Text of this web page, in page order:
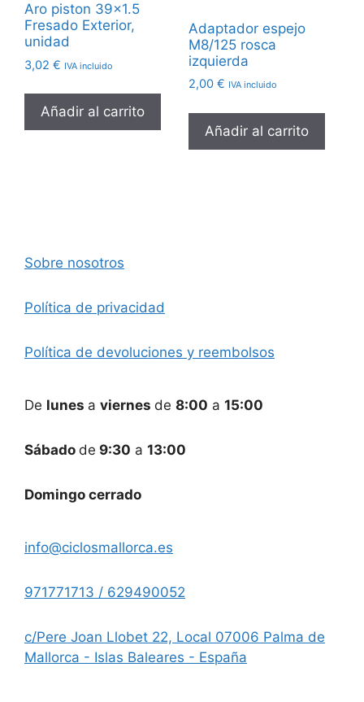
Aro piston 39×1.5
Fresado Exterior,
unidad
3,02 € IVA incluido
Añadir al carrito
Adaptador espejo
M8/125 rosca
izquierda
2,00 € IVA incluido
Añadir al carrito
Sobre nosotros
Política de privacidad
Política de devoluciones y reembolsos
De lunes a viernes de 8:00 a 15:00
Sábado de 9:30 a 13:00
Domingo cerrado
info@ciclosmallorca.es
971771713 / 629490052
c/Pere Joan Llobet 22, Local 07006 Palma de
Mallorca - Islas Baleares - España